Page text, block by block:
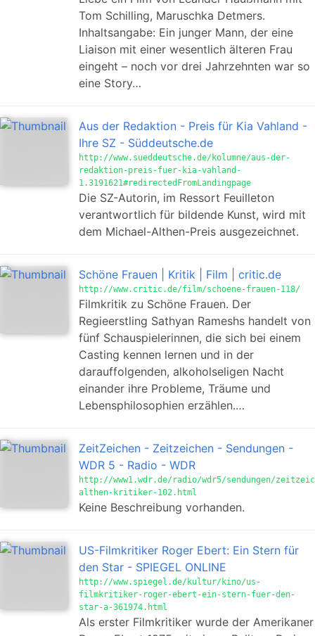
Tom Schilling, Maruschka Detmers.
Inhaltsangabe: Ein junger Mann, der eine
Liaison mit einer wesentlich älteren Frau
eingeht – noch vor drei Jahrzehnten war so
eine Story…
Aus der Redaktion - Preis für Kia Vahland -
Ihre SZ - Süddeutsche.de
http://www.sueddeutsche.de/kolumne/aus-der-
redaktion-preis-fuer-kia-vahland-
1.3191621#redirectedFromLandingpage
Die SZ-Autorin, im Ressort Feuilleton
verantwortlich für bildende Kunst, wird mit
dem Michael-Althen-Preis ausgezeichnet.
Schöne Frauen | Kritik | Film | critic.de
http://www.critic.de/film/schoene-frauen-118/
Filmkritik zu Schöne Frauen. Der
Regieerstling Sathyan Rameshs handelt von
fünf Schauspielerinnen, die sich bei einem
Casting kennen lernen und in der
darauffolgenden, alkoholseligen Nacht
einander ihre Probleme, Träume und
Lebensphilosophien erzählen.…
ZeitZeichen - Zeitzeichen - Sendungen -
WDR 5 - Radio - WDR
http://www1.wdr.de/radio/wdr5/sendungen/
althen-kritiker-102.html
Keine Beschreibung vorhanden.
US-Filmkritiker Roger Ebert: Ein Stern für
den Star - SPIEGEL ONLINE
http://www.spiegel.de/kultur/kino/us-
filmkritiker-roger-ebert-ein-stern-fuer-den-
star-a-361974.html
Als erster Filmkritiker wurde der Amerikaner